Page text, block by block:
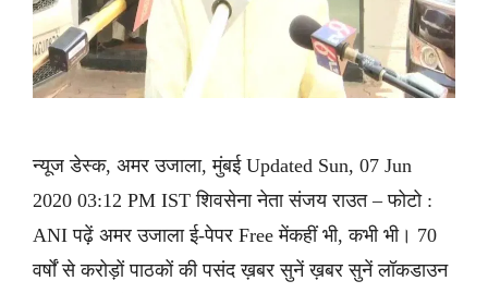
न्यूज डेस्क, अमर उजाला, मुंबई Updated Sun, 07 Jun
2020 03:12 PM IST शिवसेना नेता संजय राउत – फोटो :
ANI पढ़ें अमर उजाला ई-पेपर Free मेंकहीं भी, कभी भी। 70
वर्षों से करोड़ों पाठकों की पसंद ख़बर सुनें ख़बर सुनें लॉकडाउन